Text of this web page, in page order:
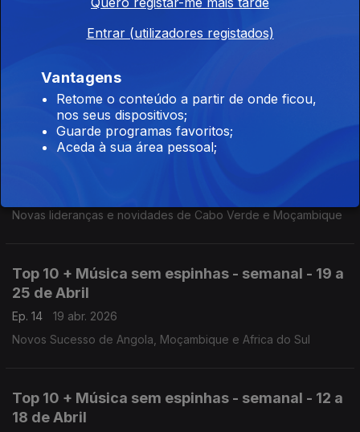
Top 10 + Música sem espinhas - semanal - 3 a
Novidades de Bissau, Madrid, Lisboa e Luanda
Top 10 + Música sem espinhas - semanal - 26
Novas lideranças e novidades de Cabo Verde e Moçambique
Top 10 + Música sem espinhas - semanal - 19 a
25 de Abril
Ep. 14
19 abr. 2026
Novos Sucesso de Angola, Moçambique e Africa do Sul
Top 10 + Música sem espinhas - semanal - 12 a
18 de Abril
Entrar (utilizadores registados)
Vantagens
Retome o conteúdo a partir de onde ficou,
nos seus dispositivos;
Guarde programas favoritos;
Aceda à sua área pessoal;